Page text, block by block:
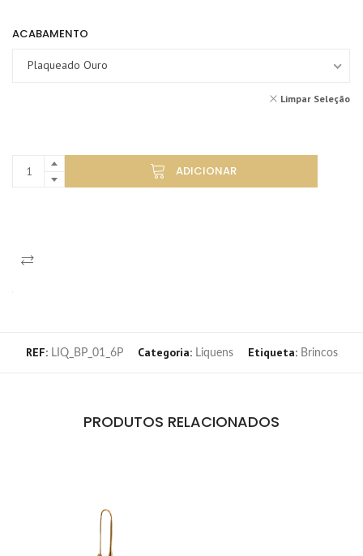
ACABAMENTO
Plaqueado Ouro
Limpar Seleção
ADICIONAR
REF: LIQ_BP_01_6P Categoria: Liquens Etiqueta: Brincos
PRODUTOS RELACIONADOS